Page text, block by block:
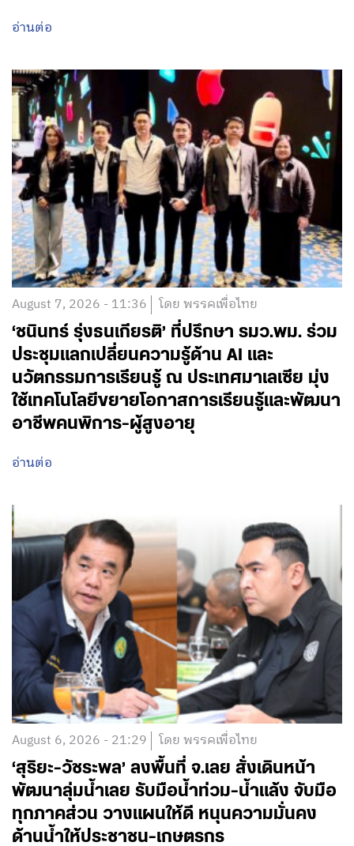
อ่านต่อ
August 7, 2026 - 11:36 โดย พรรคเพื่อไทย
‘ชนินทร์ รุ่งธนเกียรติ’ ที่ปรึกษา รมว.พม. ร่วม
ประชุมแลกเปลี่ยนความรู้ด้าน AI และ
นวัตกรรมการเรียนรู้ ณ ประเทศมาเลเซีย มุ่ง
ใช้เทคโนโลยีขยายโอกาสการเรียนรู้และพัฒนา
อาชีพคนพิการ-ผู้สูงอายุ
อ่านต่อ
August 6, 2026 - 21:29 โดย พรรคเพื่อไทย
‘สุริยะ-วัชระพล’ ลงพื้นที่ จ.เลย สั่งเดินหน้า
พัฒนาลุ่มน้ำเลย รับมือน้ำท่วม-น้ำแล้ง จับมือ
ทุกภาคส่วน วางแผนให้ดี หนุนความมั่นคง
ด้านน้ำให้ประชาชน-เกษตรกร